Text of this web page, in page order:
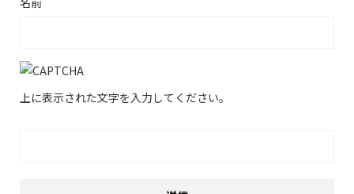
上に表示された文字を入力してください。